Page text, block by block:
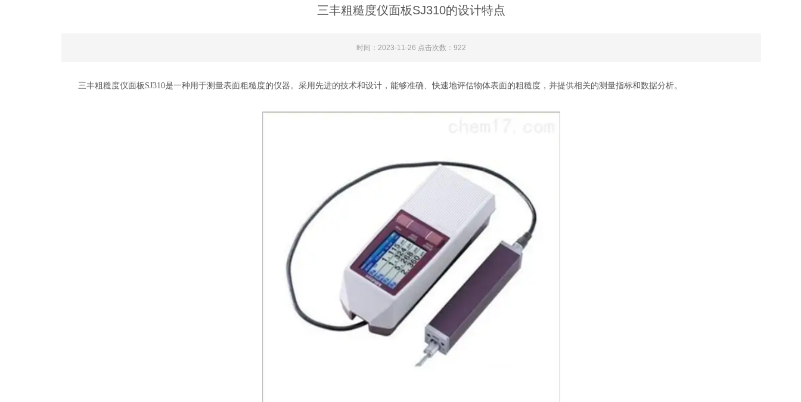
三丰粗糙度仪面板SJ310的设计特点
时间：2023-11-26 点击次数：922
三丰粗糙度仪面板SJ310是一种用于测量表面粗糙度的仪器。采用先进的技术和设计，能够准确、快速地评估物体表面的粗糙度，并提供相关的测量指标和数据分析。